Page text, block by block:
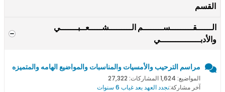
القسم
الــــــقـــــــــســــــــم الـــــــــشـــــعــبـــــــي
والأدبــــــــــــــــي
مراسم الترحيب والأمسيات والمناسبات والمواضيع الهامه والمتميزه
المواضيع: 1,624 المشاركات: 27,322
آخر مشاركة:نجدد العهد بعد غياب 6 سنوات